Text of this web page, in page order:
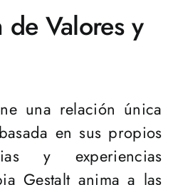
Valores y
una relación única
en sus propios
y experiencias
Gestalt anima a las